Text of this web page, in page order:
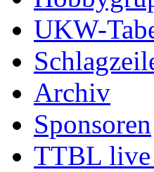
UKW-
Archiv
Sponsoren
TTBL live